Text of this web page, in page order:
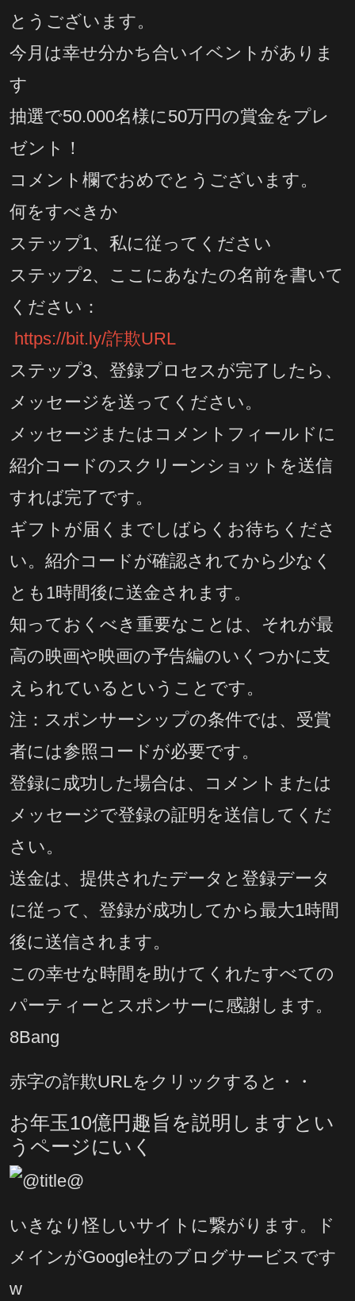
とうございます。
今月は幸せ分かち合いイベントがありま
す
抽選で50.000名様に50万円の賞金をプレ
ゼント！
コメント欄でおめでとうございます。
何をすべきか
ステップ1、私に従ってください
ステップ2、ここにあなたの名前を書いて
ください：
https://bit.ly/詐欺URL
ステップ3、登録プロセスが完了したら、
メッセージを送ってください。
メッセージまたはコメントフィールドに
紹介コードのスクリーンショットを送信
すれば完了です。
ギフトが届くまでしばらくお待ちくださ
い。紹介コードが確認されてから少なく
とも1時間後に送金されます。
知っておくべき重要なことは、それが最
高の映画や映画の予告編のいくつかに支
えられているということです。
注：スポンサーシップの条件では、受賞
者には参照コードが必要です。
登録に成功した場合は、コメントまたは
メッセージで登録の証明を送信してくだ
さい。
送金は、提供されたデータと登録データ
に従って、登録が成功してから最大1時間
後に送信されます。
この幸せな時間を助けてくれたすべての
パーティーとスポンサーに感謝します。
8Bang
赤字の詐欺URLをクリックすると・・
お年玉10億円趣旨を説明しますとい
うページにいく
いきなり怪しいサイトに繋がります。ド
メインがGoogle社のブログサービスです
w